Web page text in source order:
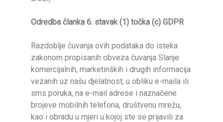
Odredba članka 6. stavak (1) točka (c) GDPR
Razdoblje čuvanja ovih podataka do isteka
zakonom propisanih obveza čuvanja Slanje
komercijalnih, marketinških i drugih informacija
vezanih uz našu djelatnost, u obliku e-maila ili
sms poruka, na e-mail adrese i naznačene
brojeve mobilnih telefona, društvenu mrežu,
kao i obradu u mjeri u kojoj ste se prijavili za